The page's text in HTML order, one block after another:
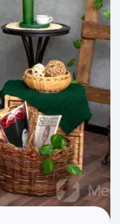
Все фото